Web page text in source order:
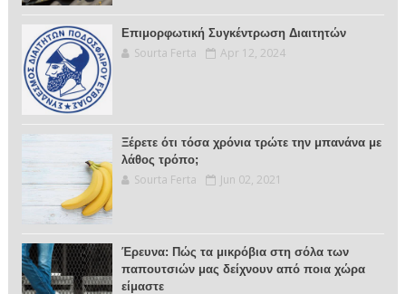
Επιμορφωτική Συγκέντρωση Διαιτητών
Sourta Ferta Apr 12, 2024
Ξέρετε ότι τόσα χρόνια τρώτε την μπανάνα με
λάθος τρόπο;
Sourta Ferta Jun 02, 2021
Έρευνα: Πώς τα μικρόβια στη σόλα των
παπουτσιών μας δείχνουν από ποια χώρα
είμαστε